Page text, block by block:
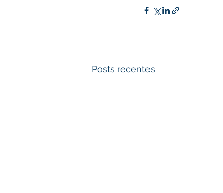
Posts recentes